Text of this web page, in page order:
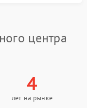
центра
4
лет на рынке